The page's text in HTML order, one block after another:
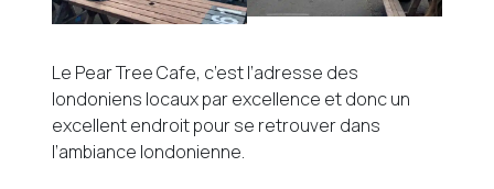
Le Pear Tree Cafe, c’est l’adresse des
londoniens locaux par excellence et donc un
excellent endroit pour se retrouver dans
l’ambiance londonienne.